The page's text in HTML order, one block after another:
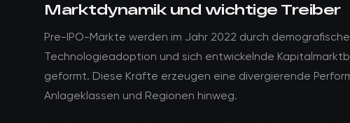
Marktdynamik und wichtige Treiber
Pre-IPO-Märkte werden im Jahr 2022 durch
Technologieadoption und sich entwickelnde
geformt. Diese Kräfte erzeugen eine divergierende
Anlageklassen und Regionen hinweg.